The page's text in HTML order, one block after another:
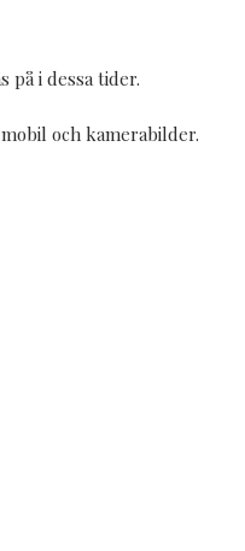
på i dessa tider.
och kamerabilder.